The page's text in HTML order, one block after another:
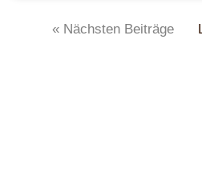
« Nächsten Beiträge